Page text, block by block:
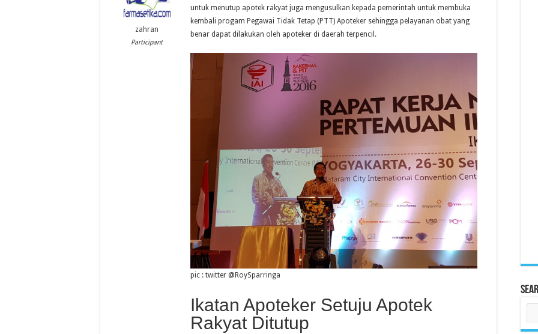
zahran
Participant
untuk menutup apotek rakyat juga mengusulkan kepada pemerintah untuk membuka
kembali progam Pegawai Tidak Tetap (PTT) Apoteker sehingga pelayanan obat yang
benar dapat dilakukan oleh apoteker di daerah terpencil.
pic : twitter @RoySparringa
Ikatan Apoteker Setuju Apotek
Rakyat Ditutup